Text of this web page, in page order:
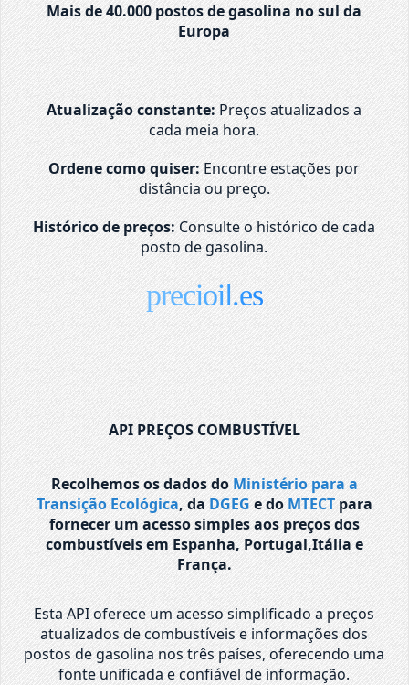
Mais de 40.000 postos de gasolina no sul da
Europa
Atualização constante: Preços atualizados a
cada meia hora.
Ordene como quiser: Encontre estações por
distância ou preço.
Histórico de preços: Consulte o histórico de cada
posto de gasolina.
precioil.es
API PREÇOS COMBUSTÍVEL
Recolhemos os dados do Ministério para a
Transição Ecológica, da DGEG e do MTECTpara
fornecer um acesso simples aos preços dos
combustíveis em Espanha, Portugal,Itália e
França.
Esta API oferece um acesso simplificado a preços
atualizados de combustíveis e informações dos
postos de gasolina nos três países, oferecendo uma
fonte unificada e confiável de informação.